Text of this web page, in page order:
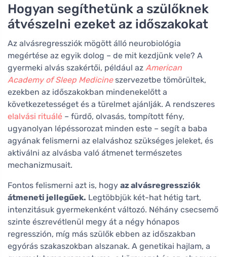
Hogyan segíthetünk a szülőknek
átvészelni ezeket az időszakokat
Az alvásregressziók mögött álló neurobiológia
megértése az egyik dolog – de mit kezdjünk vele? A
gyermeki alvás szakértői, például az American
Academy of Sleep Medicineszervezetbe tömörültek,
ezekben az időszakokban mindenekelőtt a
következetességet és a türelmet ajánlják. A rendszeres
elalvási rituálé – fürdő, olvasás, tompított fény,
ugyanolyan lépéssorozat minden este – segít a baba
agyának felismerni az elalváshoz szükséges jeleket, és
aktiválni az alvásba való átmenet természetes
mechanizmusait.
Fontos felismerni azt is, hogy az alvásregressziók
átmeneti jellegűek. Legtöbbjük két-hat hétig tart,
intenzitásuk gyermekenként változó. Néhány csecsemő
szinte észrevétlenül megy át a négy hónapos
regresszión, míg más szülők ebben az időszakban
egyórás szakaszokban alszanak. A genetikai hajlam, a